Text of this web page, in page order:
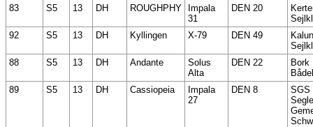
83 S5 13 DH ROUGHPHY
Impala
31
DEN 20
92
S5 13 DH Kyllingen X-79 DEN 49
88
S5 13 DH Andante
Solus
Alta
DEN 22
Bork
89
S5 13 DH Cassiopeia
Impala
27
DEN 8
SGS